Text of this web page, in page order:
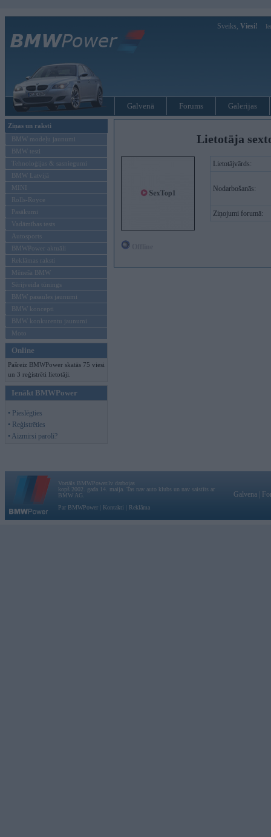
Sveiks, Viesi!
Galvenā Forums Galerijas
Ziņas un raksti
BMW modeļu jaunumi
BMW testi
Tehnoloģijas & sasniegumi
BMW Latvijā
MINI
Rolls-Royce
Pasākumi
Vadāmības tests
Autosports
BMWPower aktuāli
Reklāmas raksti
Mēneša BMW
Sērijveida tūnings
BMW pasaules jaunumi
BMW koncepti
BMW konkurentu jaunumi
Moto
Online
Pašreiz BMWPower skatās 75 viesi
un 3 reģistrēti lietotāji.
Ienākt BMWPower
• Pieslēgties
• Reģistrēties
• Aizmirsi paroli?
Lietotāja
Lietotājvārds:
Nodarbošanās:
Ziņojumi forumā:
Vortāls BMWPower.lv darbojas
kopš 2002. gada 14. maija. Tas nav auto klubs un nav saistīts ar
BMW AG.
Par BMWPower
Kontakti Reklāma
Galvena